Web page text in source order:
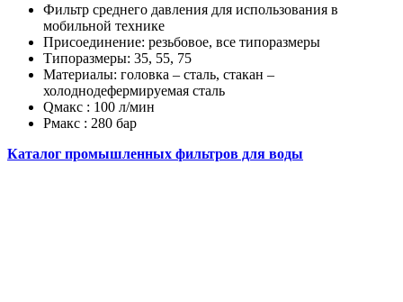
Фильтр среднего давления для использования в
мобильной технике
Присоединение: резьбовое, все типоразмеры
Типоразмеры: 35, 55, 75
Материалы: головка – сталь, стакан –
холоднодефермируемая сталь
Qмакс : 100 л/мин
Pмакс : 280 бар
Каталог промышленных фильтров для воды